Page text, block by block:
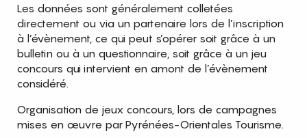
Les données sont généralement colletées
directement ou via un partenaire lors de l’inscription
à l’évènement, ce qui peut s’opérer soit grâce à un
bulletin ou à un questionnaire, soit grâce à un jeu
concours qui intervient en amont de l’évènement
considéré.
Organisation de jeux concours, lors de campagnes
mises en œuvre par Pyrénées-Orientales Tourisme.